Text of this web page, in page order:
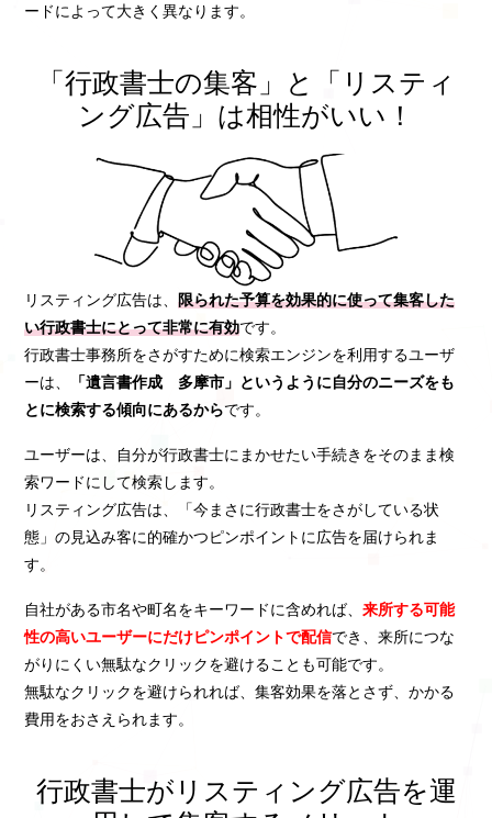
ードによって大きく異なります。
「行政書士の集客」と「リスティ
ング広告」は相性がいい！
リスティング広告は、限られた予算を効果的に使って集客した
い行政書士にとって非常に有効です。
行政書士事務所をさがすために検索エンジンを利用するユーザ
ーは、
「遺言書作成 多摩市」というように自分のニーズをも
とに検索する傾向にあるからです。
ユーザーは、自分が行政書士にまかせたい手続きをそのまま検
索ワードにして検索します。
リスティング広告は、「今まさに行政書士をさがしている状
態」の見込み客に的確かつピンポイントに広告を届けられま
す。
自社がある市名や町名をキーワードに含めれば、来所する可能
性の高いユーザーにだけピンポイントで配信でき、来所につな
がりにくい無駄なクリックを避けることも可能です。
無駄なクリックを避けられれば、集客効果を落とさず、かかる
費用をおさえられます。
行政書士がリスティング広告を運